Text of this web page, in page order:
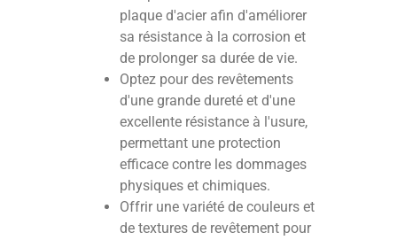
plaque d'acier afin d'améliorer
sa résistance à la corrosion et
de prolonger sa durée de vie.
Optez pour des revêtements
d'une grande dureté et d'une
excellente résistance à l'usure,
permettant une protection
efficace contre les dommages
physiques et chimiques.
Offrir une variété de couleurs et
de textures de revêtement pour